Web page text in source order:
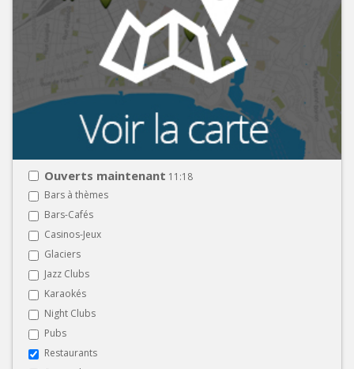
Ouverts maintenant 11:18
Bars à thèmes
Bars-Cafés
Casinos-Jeux
Glaciers
Jazz Clubs
Karaokés
Night Clubs
Pubs
Restaurants